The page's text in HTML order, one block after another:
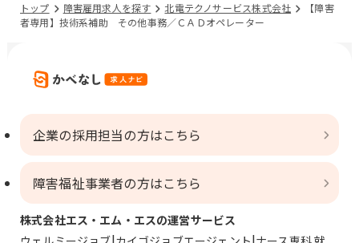
トップ 障害雇用求人を探す 北電テクノサービス株式会社
【障害
者専用】技術系補助 その他事務／ＣＡＤオペレーター
企業の採用担当の方はこちら
障害福祉事業者の方はこちら
株式会社エス・エム・エスの運営サービス